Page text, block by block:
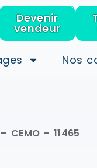
Devenir
vendeur
Nos
– 11465